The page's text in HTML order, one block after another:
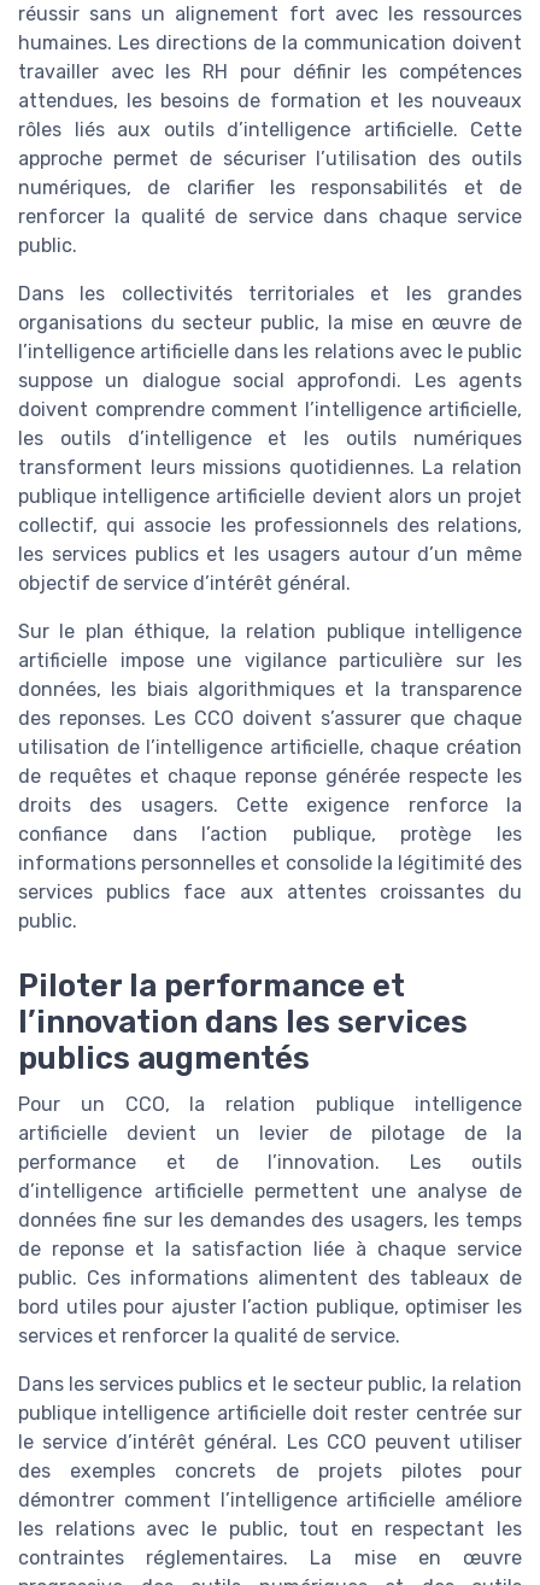
réussir sans un alignement fort avec les ressources
humaines. Les directions de la communication doivent
travailler avec les RH pour définir les compétences
attendues, les besoins de formation et les nouveaux
rôles liés aux outils d’intelligence artificielle. Cette
approche permet de sécuriser l’utilisation des outils
numériques, de clarifier les responsabilités et de
renforcer la qualité de service dans chaque service
public.
Dans les collectivités territoriales et les grandes
organisations du secteur public, la mise en œuvre de
l’intelligence artificielle dans les relations avec le public
suppose un dialogue social approfondi. Les agents
doivent comprendre comment l’intelligence artificielle,
les outils d’intelligence et les outils numériques
transforment leurs missions quotidiennes. La relation
publique intelligence artificielle devient alors un projet
collectif, qui associe les professionnels des relations,
les services publics et les usagers autour d’un même
objectif de service d’intérêt général.
Sur le plan éthique, la relation publique intelligence
artificielle impose une vigilance particulière sur les
données, les biais algorithmiques et la transparence
des reponses. Les CCO doivent s’assurer que chaque
utilisation de l’intelligence artificielle, chaque création
de requêtes et chaque reponse générée respecte les
droits des usagers. Cette exigence renforce la
confiance dans l’action publique, protège les
informations personnelles et consolide la légitimité des
services publics face aux attentes croissantes du
public.
Piloter la performance et
l’innovation dans les services
publics augmentés
Pour un CCO, la relation publique intelligence
artificielle devient un levier de pilotage de la
performance et de l’innovation. Les outils
d’intelligence artificielle permettent une analyse de
données fine sur les demandes des usagers, les temps
de reponse et la satisfaction liée à chaque service
public. Ces informations alimentent des tableaux de
bord utiles pour ajuster l’action publique, optimiser les
services et renforcer la qualité de service.
Dans les services publics et le secteur public, la relation
publique intelligence artificielle doit rester centrée sur
le service d’intérêt général. Les CCO peuvent utiliser
des exemples concrets de projets pilotes pour
démontrer comment l’intelligence artificielle améliore
les relations avec le public, tout en respectant les
contraintes réglementaires. La mise en œuvre